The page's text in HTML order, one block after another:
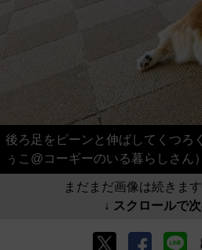
後ろ足をピーンと伸ばしてくつろ
ぅこ@コーギーのいる暮らしさん）
まだまだ画像は続きま
↓ スクロールで